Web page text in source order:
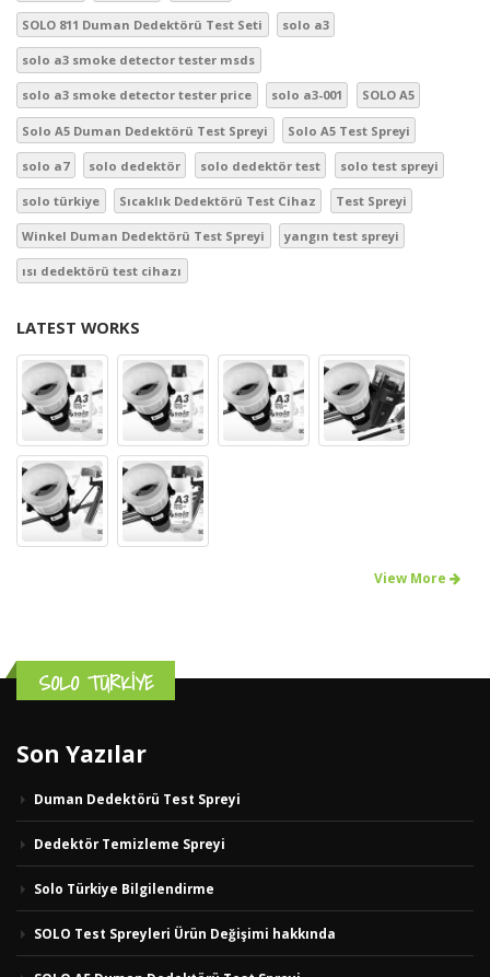
SOLO 811 Duman Dedektörü Test Seti solo a3
solo a3 smoke detector tester msds
solo a3 smoke detector tester price solo a3-001 SOLO A5
Solo A5 Duman Dedektörü Test Spreyi Solo A5 Test Spreyi
solo a7 solo dedektör solo dedektör test solo test spreyi
solo türkiye Sıcaklık Dedektörü Test Cihaz Test Spreyi
Winkel Duman Dedektörü Test Spreyi yangın test spreyi
ısı dedektörü test cihazı
LATEST WORKS
View More
SOLO TÜRKİYE
Son Yazılar
Duman Dedektörü Test Spreyi
Dedektör Temizleme Spreyi
Solo Türkiye Bilgilendirme
SOLO Test Spreyleri Ürün Değişimi hakkında